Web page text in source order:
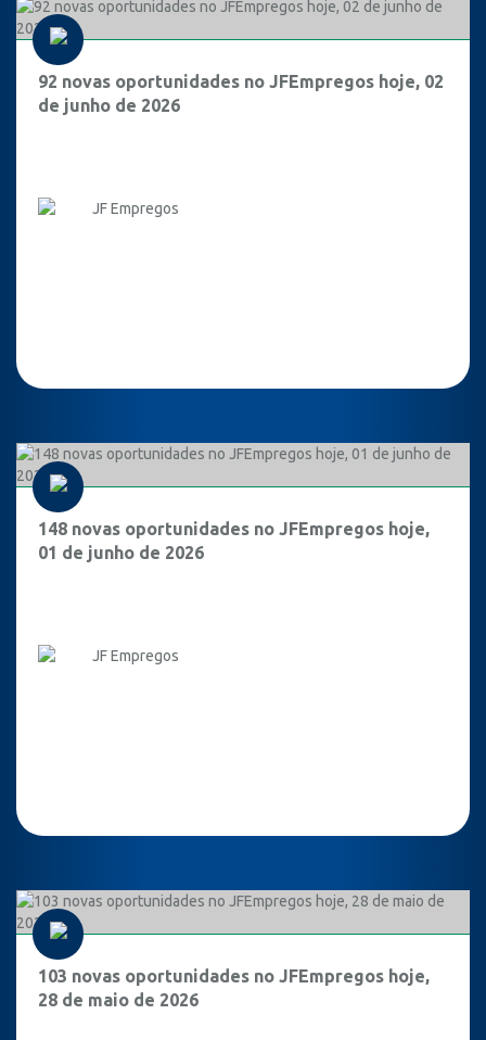
92 novas oportunidades no JFEmpregos hoje, 02
de junho de 2026
JF Empregos
148 novas oportunidades no JFEmpregos hoje,
01 de junho de 2026
JF Empregos
103 novas oportunidades no JFEmpregos hoje,
28 de maio de 2026